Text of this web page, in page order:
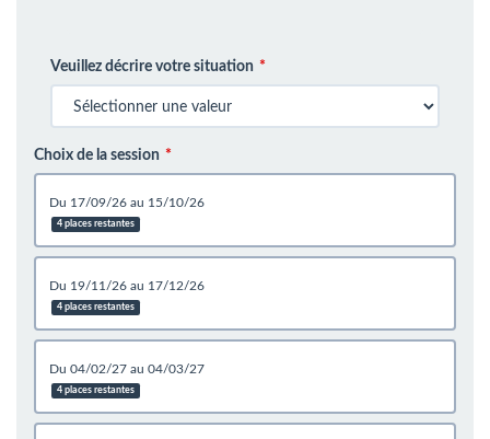
Veuillez décrire votre situation
Choix de la session
du 17/09/26 au 15/10/26
4 places restantes
du 19/11/26 au 17/12/26
4 places restantes
du 04/02/27 au 04/03/27
4 places restantes